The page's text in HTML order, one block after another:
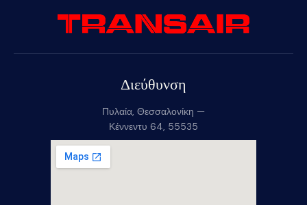
Διεύθυνση
Πυλαία, Θεσσαλονίκη —
Κέννεντυ 64, 55535